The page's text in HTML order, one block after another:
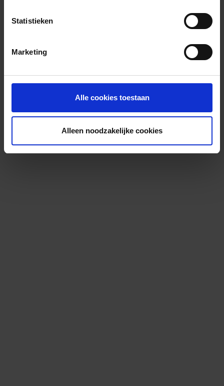
Statistieken
Marketing
Alle cookies toestaan
Alleen noodzakelijke cookies